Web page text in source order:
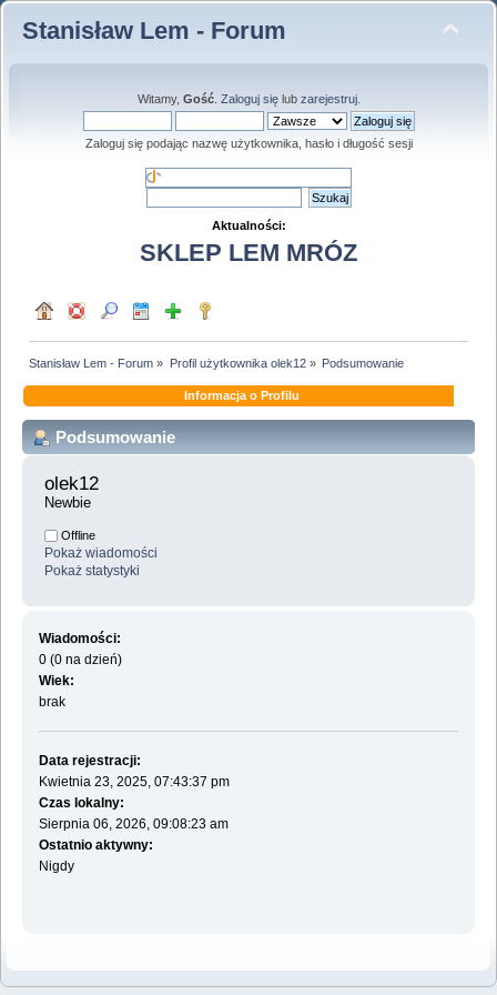
Stanisław Lem - Forum
Witamy, Gość. Zaloguj sięlub zarejestruj.
Zaloguj się podając nazwę użytkownika, hasło i długość sesji
Aktualności:
SKLEP LEM MRÓZ
Stanisław Lem - Forum » Profil użytkownika olek12» Podsumowanie
Informacja o Profilu
Podsumowanie
olek12
Newbie
Offline
Pokaż wiadomości
Pokaż statystyki
Wiadomości:
0 (0 na dzień)
Wiek:
brak
Data rejestracji:
Kwietnia 23, 2025, 07:43:37 pm
Czas lokalny:
Sierpnia 06, 2026, 09:08:23 am
Ostatnio aktywny:
Nigdy